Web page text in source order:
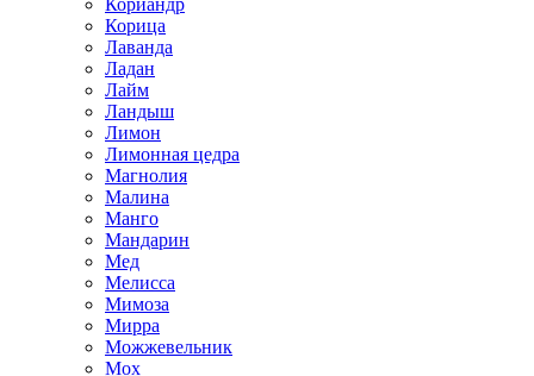
Корица
Лаванда
Ладан
Лайм
Ландыш
Лимон
Лимонная цедра
Магнолия
Малина
Манго
Мандарин
Мед
Мелисса
Мимоза
Мирра
Можжевельник
Мох